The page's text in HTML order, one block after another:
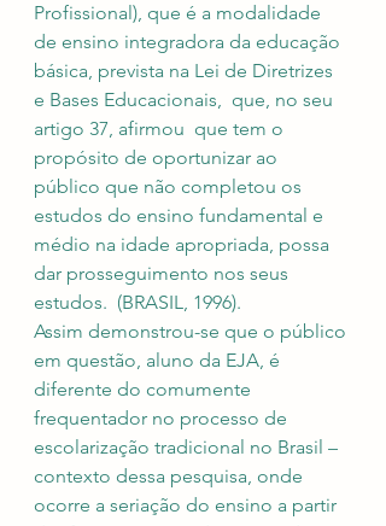
Profissional), que é a modalidade
de ensino integradora da educação
básica, prevista na Lei de Diretrizes
e Bases Educacionais,  que, no seu
artigo 37, afirmou  que tem o
propósito de oportunizar ao
público que não completou os
estudos do ensino fundamental e
médio na idade apropriada, possa
dar prosseguimento nos seus
estudos.  (BRASIL, 1996).
Assim demonstrou-se que o público
em questão, aluno da EJA, é
diferente do comumente
frequentador no processo de
escolarização tradicional no Brasil –
contexto dessa pesquisa, onde
ocorre a seriação do ensino a partir